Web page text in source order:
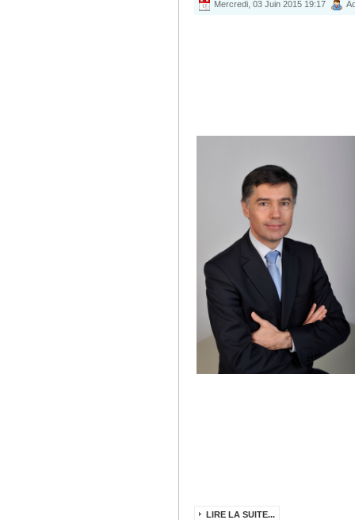
Mercredi, 03 Juin 2015 19:17
LIRE LA SUITE...